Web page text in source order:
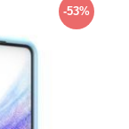
-53%